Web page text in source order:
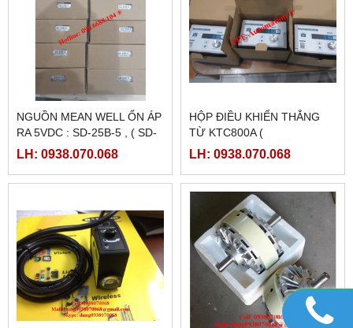
350-24
LH: 0938.070.068
350-12
LH: 0938.070.068
PLC SHIHLIN TAIWAN AX1N-
40MR-ES
LH: 0938.070.068
PLC SHIHLIN TAIWAN AX1N-
24MR-ES
LH: 0938.070.068